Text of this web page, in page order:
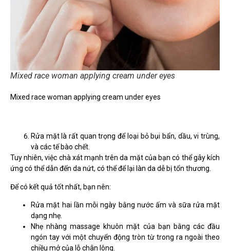
Mixed race woman applying cream under eyes
Mixed race woman applying cream under eyes
Rửa mặt là rất quan trọng để loại bỏ bụi bẩn, dầu, vi trùng,
và các tế bào chết.
Tuy nhiên, việc chà xát mạnh trên da mặt của bạn có thể gây kích
ứng có thể dẫn đến da nứt, có thể để lại làn da dễ bị tổn thương.
Để có kết quả tốt nhất, bạn nên:
Rửa mặt hai lần mỗi ngày bằng nước ấm và sữa rửa mặt
dạng nhẹ.
Nhẹ nhàng massage khuôn mặt của bạn bằng các đầu
ngón tay với một chuyển động tròn từ trong ra ngoài theo
chiều mở của lỗ chân lông.